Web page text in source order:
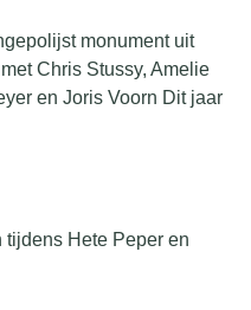
monument uit
Chris Stussy, Amelie
en Joris Voorn Dit jaar